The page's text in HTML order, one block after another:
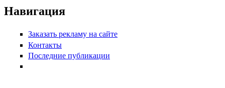
Навигация
Заказать рекламу на сайте
Контакты
Последние публикации